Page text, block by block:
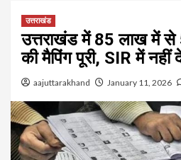
उत्तराखंड
उत्तराखंड में 85 लाख में
की मैपिंग पूरी, SIR में नहीं
aajuttarakhand January 11, 2026